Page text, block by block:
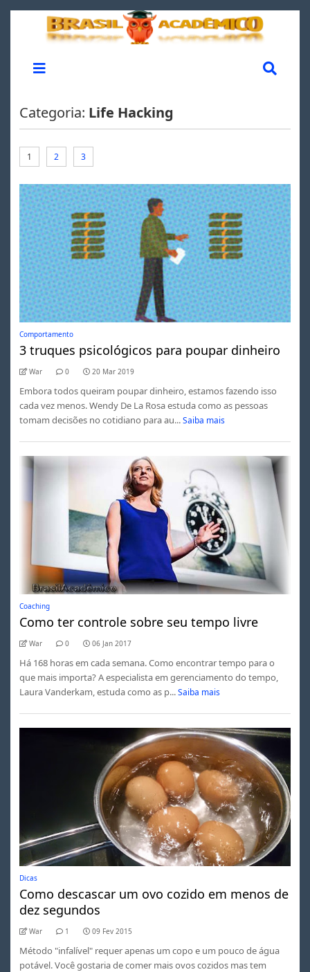
Categoria: Life Hacking
1 2 3
Comportamento
3 truques psicológicos para poupar dinheiro
War 0 20 Mar 2019
Embora todos queiram poupar dinheiro, estamos fazendo isso
cada vez menos. Wendy De La Rosa estuda como as pessoas
tomam decisões no cotidiano para au... Saiba mais
Coaching
Como ter controle sobre seu tempo livre
War 0 06 Jan 2017
Há 168 horas em cada semana. Como encontrar tempo para o
que mais importa? A especialista em gerenciamento do tempo,
Laura Vanderkam, estuda como as p... Saiba mais
Dicas
Como descascar um ovo cozido em menos de
dez segundos
War 1 09 Fev 2015
Método "infalível" requer apenas um copo e um pouco de água
potável. Você gostaria de comer mais ovos cozidos mas tem